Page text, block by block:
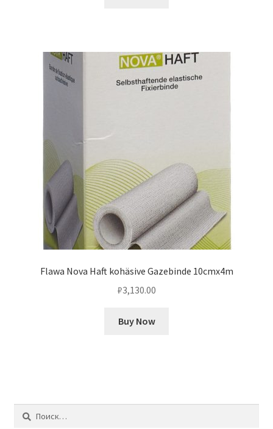
Flawa Nova Haft kohäsive Gazebinde 10cmx4m
₽3,130.00
Buy Now
Найти: